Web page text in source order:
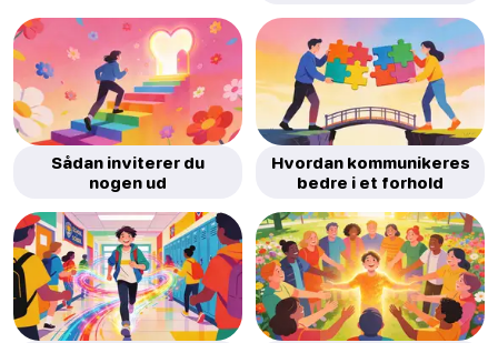
Sådan inviterer du
nogen ud
Hvordan kommunikeres
bedre i et forhold